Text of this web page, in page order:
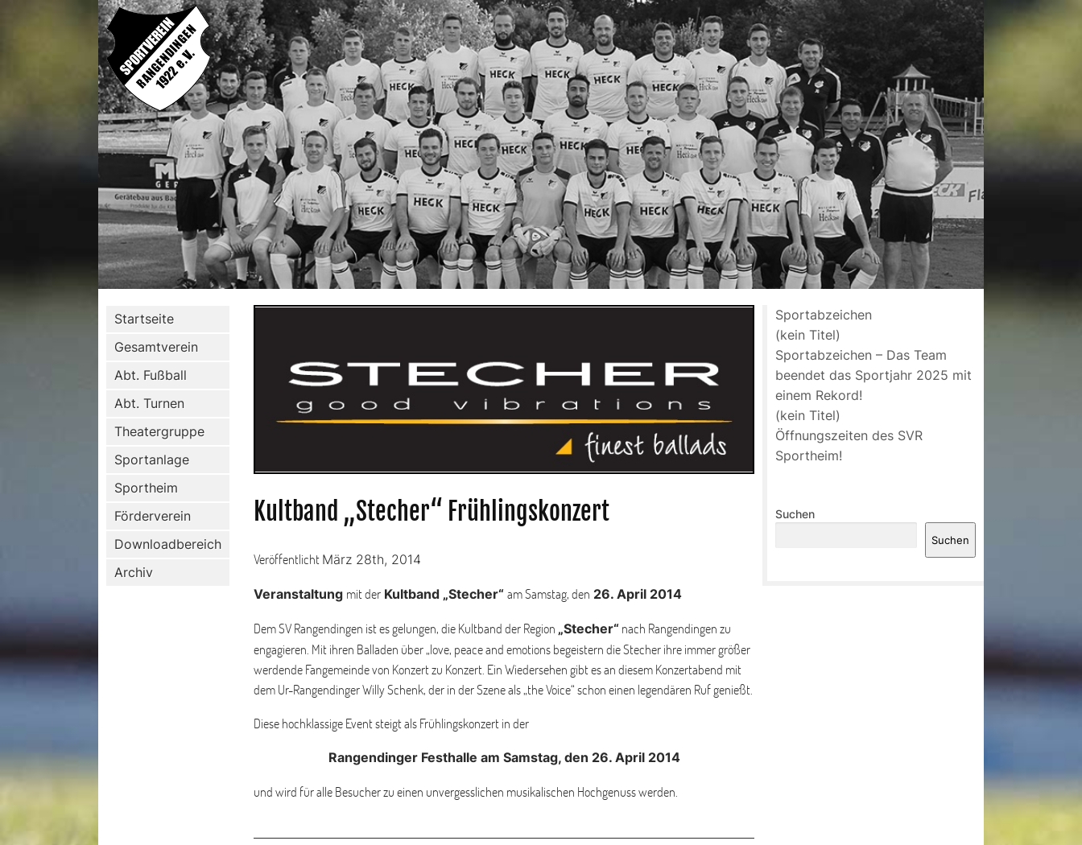
Startseite
Gesamtverein
Abt. Fußball
Abt. Turnen
Theatergruppe
Sportanlage
Sportheim
Förderverein
Downloadbereich
Archiv
Kultband „Stecher“ Frühlingskonzert
Veröffentlicht März 28th, 2014
Veranstaltung mit der Kultband „Stecher“am Samstag, den 26. April 2014
Dem SV Rangendingen ist es gelungen, die Kultband der Region „Stecher“ nach Rangendingen zu
engagieren. Mit ihren Balladen über „love, peace and emotions begeistern die Stecher ihre immer größer
werdende Fangemeinde von Konzert zu Konzert. Ein Wiedersehen gibt es an diesem Konzertabend mit
dem Ur-Rangendinger Willy Schenk, der in der Szene als „the Voice“ schon einen legendären Ruf genießt.
Diese hochklassige Event steigt als Frühlingskonzert in der
Rangendinger Festhalle am Samstag, den 26. April 2014
und wird für alle Besucher zu einen unvergesslichen musikalischen Hochgenuss werden.
Sportabzeichen
(kein Titel)
Sportabzeichen – Das Team
beendet das Sportjahr 2025 mit
einem Rekord!
(kein Titel)
Öffnungszeiten des SVR
Sportheim!
Suchen
Suchen